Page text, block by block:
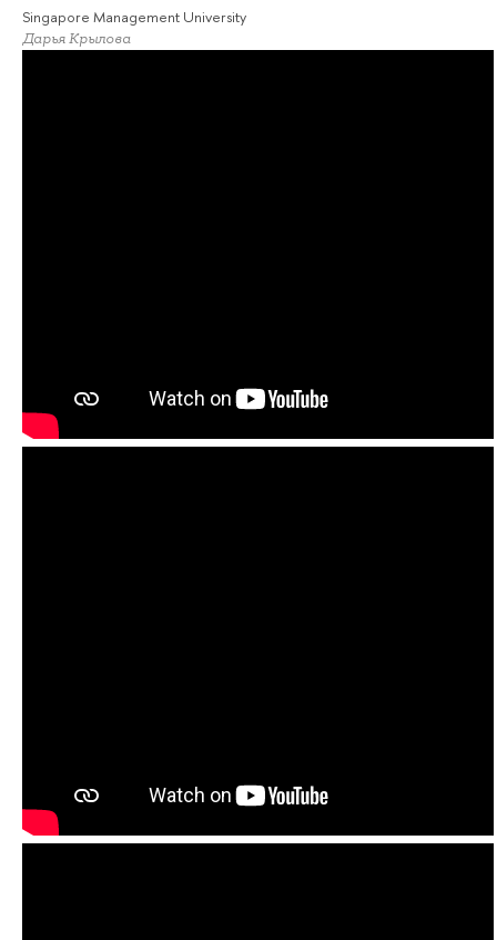
Singapore Management University
Дарья Крылова